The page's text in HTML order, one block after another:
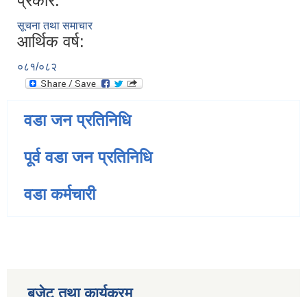
सूचना तथा समाचार
आर्थिक वर्ष:
०८१/०८२
वडा जन प्रतिनिधि
पूर्व वडा जन प्रतिनिधि
वडा कर्मचारी
बजेट तथा कार्यक्रम